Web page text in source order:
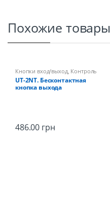
Похожие товары
Кнопки вход/выход, Контроль
доступа
UT-2NT. Бесконтактная
кнопка выхода
486.00 грн